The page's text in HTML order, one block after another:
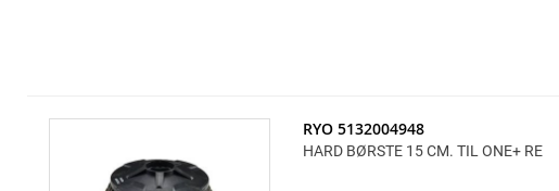
RYO 5132004948
HARD BØRSTE 15 CM. TIL ONE+ RE